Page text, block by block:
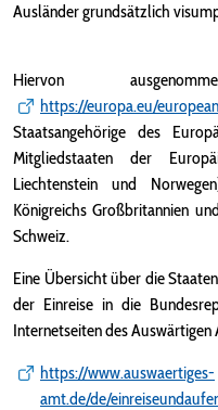
Ausländer grundsätzlich
Hiervon
https://europa.eu/
Staatsangehörige des
Mitgliedstaaten der
Liechtenstein und
Königreichs Großbritannien
Schweiz.
Eine Übersicht über die
der Einreise in die
Internetseiten des Auswärtigen
https://www.auswaertiges-
amt.de/de/